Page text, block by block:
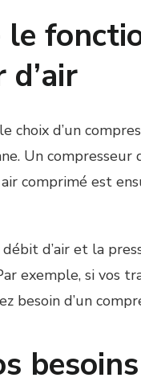
choix d’un
Un compresseur
comprimé est
d’air et la
exemple, si vos
besoin d’un